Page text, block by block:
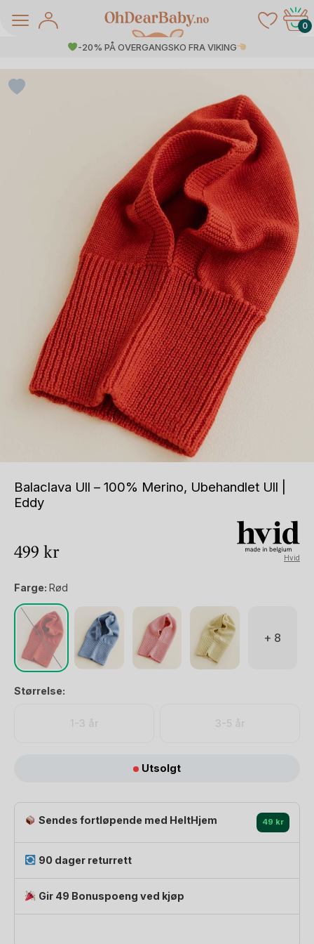
0
-20% PÅ OVERGANGSKO FRA VIKING
Balaclava Ull – 100% Merino, Ubehandlet Ull |
Eddy
499 kr Hvid
Farge: Rød
+ 8
Størrelse:
1-3 år 3-5 år
Utsolgt
Sendes fortløpende med HeltHjem 49 kr
90 dager returrett
Gir 49 Bonuspoeng ved kjøp